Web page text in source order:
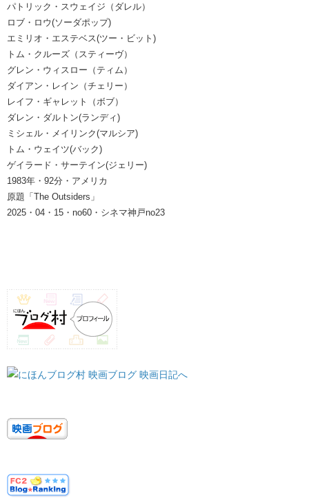
パトリック・スウェイジ（ダレル）
ロブ・ロウ(ソーダポップ)
エミリオ・エステベス(ツー・ビット)
トム・クルーズ（スティーヴ）
グレン・ウィスロー（ティム）
ダイアン・レイン（チェリー）
レイフ・ギャレット（ボブ）
ダレン・ダルトン(ランディ)
ミシェル・メイリンク(マルシア)
トム・ウェイツ(バック)
ゲイラード・サーテイン(ジェリー)
1983年・92分・アメリカ
原題「The Outsiders」
2025・04・15・no60・シネマ神戸no23